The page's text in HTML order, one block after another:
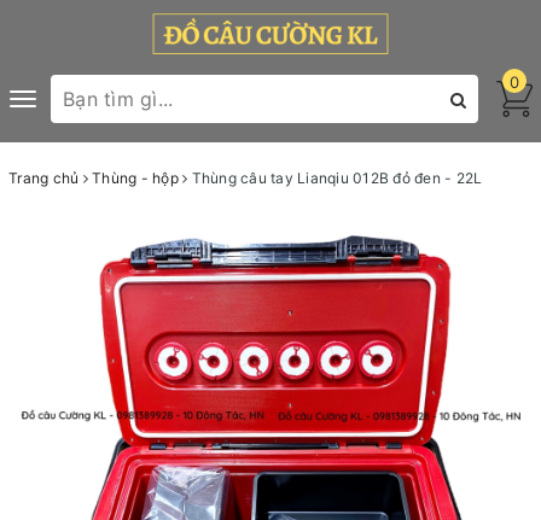
Toggle
navigation
0
Trang chủ Thùng - hộp Thùng câu tay Lianqiu 012B đỏ đen - 22L